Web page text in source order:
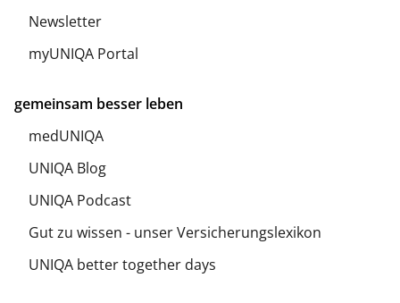
Newsletter
myUNIQA Portal
gemeinsam besser leben
medUNIQA
UNIQA Blog
UNIQA Podcast
Gut zu wissen - unser Versicherungslexikon
UNIQA better together days